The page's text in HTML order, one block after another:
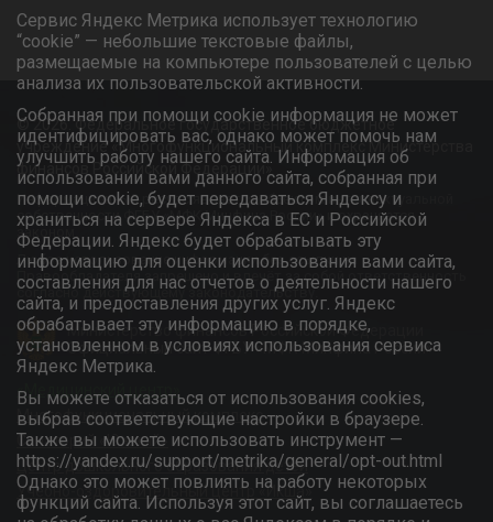
© 2026. Федеральное государственное бюджетное
учреждение «Многофункциональный комплекс Министерства
финансов Российской Федерации»
Информационный ресурс является объектом интеллектуальной
собственности ФГБУ «МФК Минфина России» и охраняется
законом.
Любое использование информации без ссылки на
Правообладателя запрещено и влечёт за собой ответственность
согласно действующему законодательству.
Министерство финансов Российской Федерации
Официальный сайт ФГБУ «МФК Минфина России»
«Медицинский центр»
Многофункциональный комплекс
Санаторий «Южный»
Центр дошкольного образования детей
Учебно-оздоровительный центр «Икша»
Сервис Яндекс Метрика использует технологию
“cookie” — небольшие текстовые файлы,
размещаемые на компьютере пользователей с целью
анализа их пользовательской активности.
Собранная при помощи cookie информация не может
идентифицировать вас, однако может помочь нам
улучшить работу нашего сайта. Информация об
использовании вами данного сайта, собранная при
помощи cookie, будет передаваться Яндексу и
храниться на сервере Яндекса в ЕС и Российской
Федерации. Яндекс будет обрабатывать эту
информацию для оценки использования вами сайта,
составления для нас отчетов о деятельности нашего
сайта, и предоставления других услуг. Яндекс
обрабатывает эту информацию в порядке,
установленном в условиях использования сервиса
Яндекс Метрика.
Вы можете отказаться от использования cookies,
выбрав соответствующие настройки в браузере.
Также вы можете использовать инструмент —
https://yandex.ru/support/metrika/general/opt-out.html
Однако это может повлиять на работу некоторых
функций сайта. Используя этот сайт, вы соглашаетесь